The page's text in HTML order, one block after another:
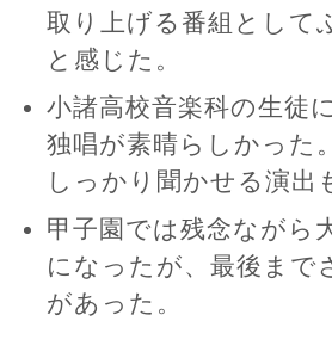
取り上げる番組として
と感じた。
小諸高校音楽科の生徒
独唱が素晴らしかった
しっかり聞かせる演出
甲子園では残念ながら
になったが、最後まで
があった。